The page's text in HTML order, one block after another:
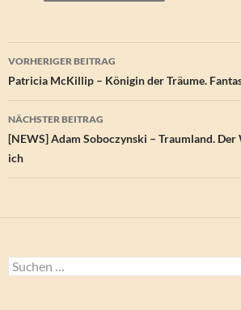
Beitragsnavigation
VORHERIGER BEITRAG
Patricia McKillip – Königin der Träume.
NÄCHSTER BEITRAG
[NEWS] Adam Soboczynski – Traumland. Der
ich
Suchen
nach: